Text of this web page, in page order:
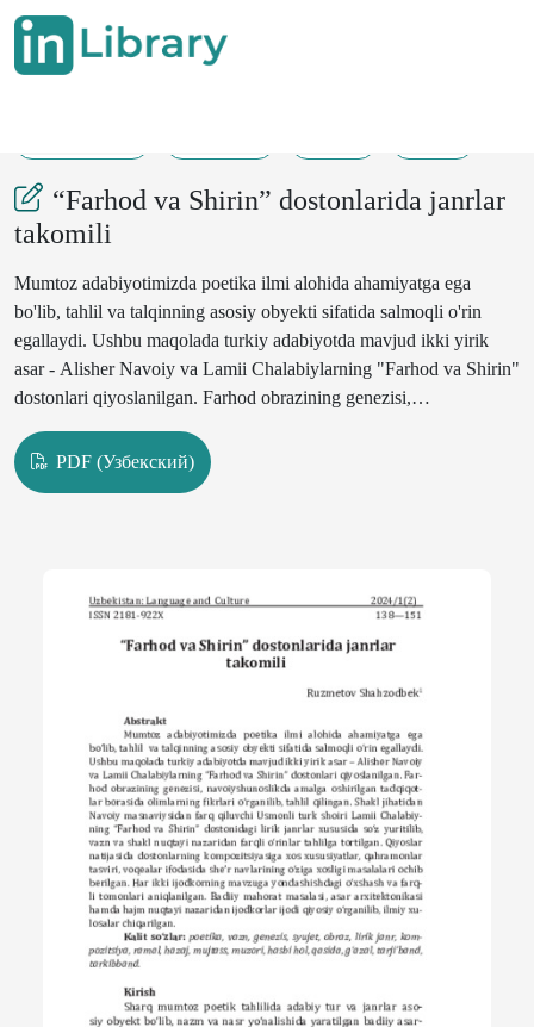
“Farhod va Shirin” dostonlarida janrlar
takomili
Mumtoz adabiyotimizda poetika ilmi alohida ahamiyatga ega
bo'lib, tahlil va talqinning asosiy obyekti sifatida salmoqli o'rin
egallaydi. Ushbu maqolada turkiy adabiyotda mavjud ikki yirik
asar - Alisher Navoiy va Lamii Chalabiylarning "Farhod va Shirin"
dostonlari qiyoslanilgan. Farhod obrazining genezisi,
olimlarning fikrlari o'rganilib, tahlil qilingan. Shakl jihatidan
Navoiy masnaviysidan farq qiluvchi Usmonli turk shoiri Lamii
xususiyatlar, qahramonlar tasviri, voqealar ifodasida she’r
navlarining o'ziga xosligi masalalari ochib berilgan. Har ikki
ijodkorning mavzuga yondashishdagi o'xshash va farqli tomonlari
aniqlanilgan. Badiiy mahorat masalasi, asar arxitektonikasi hamda
hajm nuqtayi nazaridan ijodkorlar ijodi qiyosiy o'rganilib, ilmiy xu-
losalar chiqarilgan.
PDF (Узбекский)